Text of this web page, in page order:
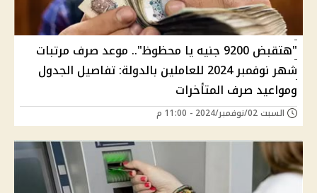
"هتقبض 9200 جنيه يا محظوظ".. موعد صرف مرتبات
شهر نوفمبر 2024 للعاملين بالدولة: تفاصيل الجدول
ومواعيد صرف المتأخرات
السبت 02/نوفمبر/2024 - 11:00 م